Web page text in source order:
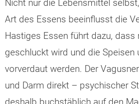
Nicht nur die Lebensmittel
Art des Essens beeinflusst die
Hastiges Essen führt dazu, dass
geschluckt wird und die Speisen
vorverdaut werden. Der
und Darm direkt – psychischer
deshalb buchstäblich auf den